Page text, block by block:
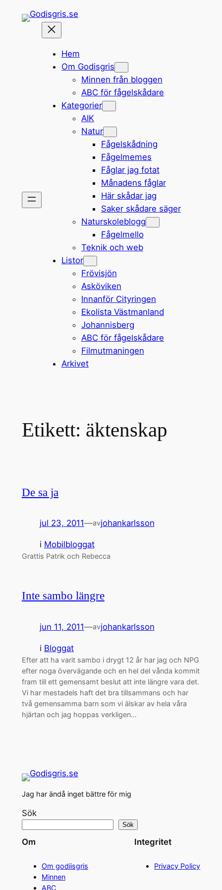
Hem
Om Godisgris
Minnen från bloggen
ABC för fågelskådare
Kategorier
AIK
Natur
Fågelskådning
Fågelmemes
Fåglar jag fotat
Månadens fåglar
Här skådar jag
Saker skådare säger
Naturskoleblogg
Fågelmello
Teknik och web
Listor
Frövisjön
Asköviken
Innanför Cityringen
Ekolista Västmanland
Johannisberg
ABC för fågelskådare
Filmutmaningen
Arkivet
Etikett: äktenskap
De sa ja
jul 23, 2011—avjohankarlsson
i Mobilbloggat
Grattis Patrik och Rebecca
Inte sambo längre
jun 11, 2011—avjohankarlsson
i Bloggat
Efter att ha varit sambo i drygt 12 år har jag och NPG
efter noga övervägande och en hel del vånda kommit
fram till ett gemensamt beslut att inte längre vara det.
Vi har mestadels haft det bra tillsammans och har
två gemensamma barn som vi älskar av hela våra
hjärtan och jag hoppas verkligen…
Jag har ändå inget bättre för mig
Sök
Sök
Om
Om godiisgris
Minnen
ABC
Integritet
Privacy Policy